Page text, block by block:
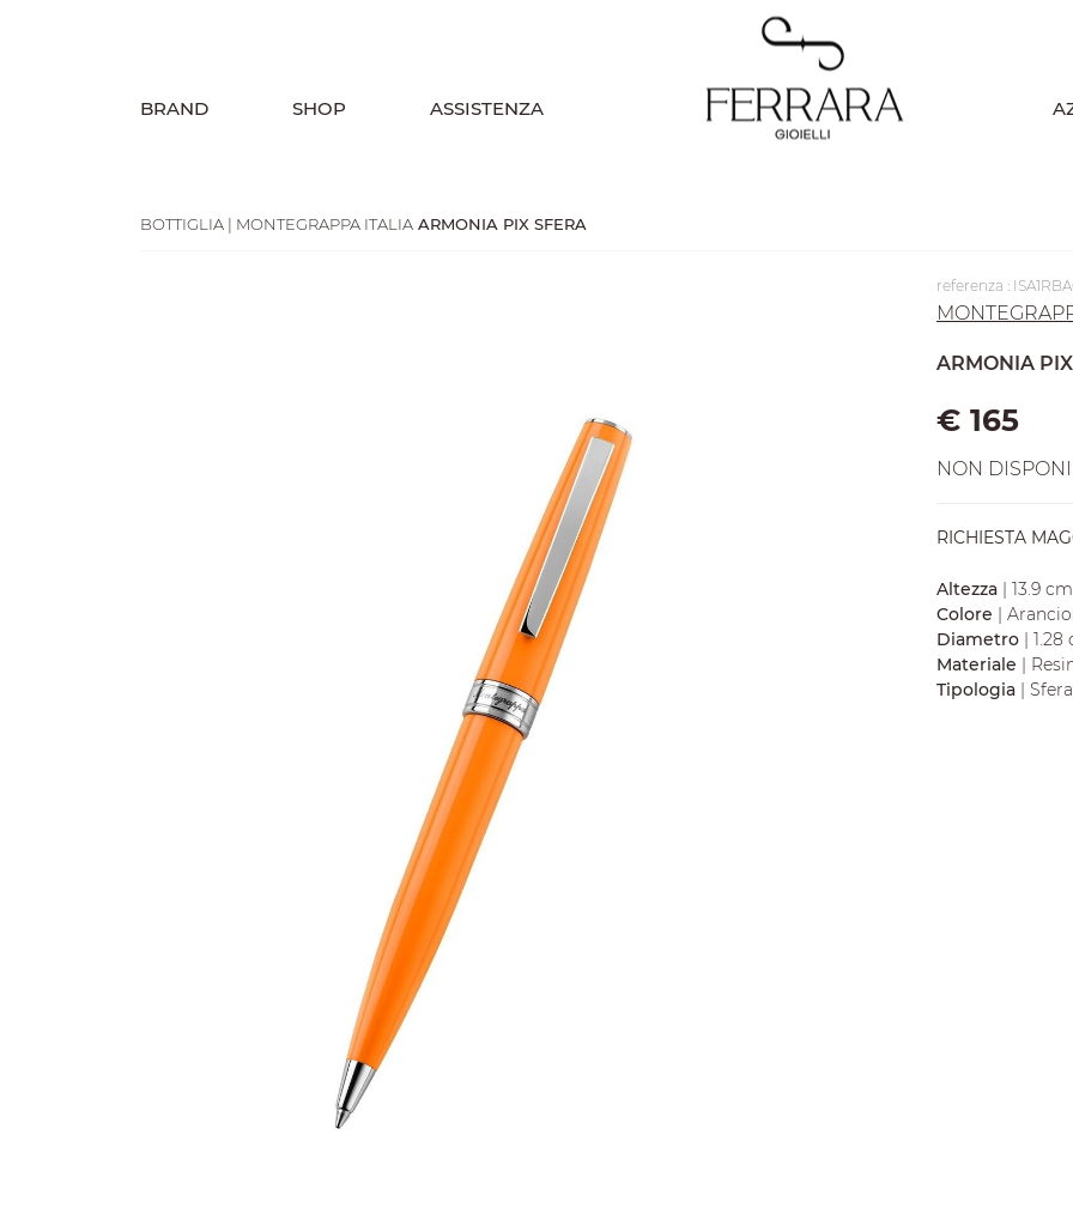
BRAND SHOP ASSISTENZA
BOTTIGLIA | MONTEGRAPPA ITALIA ARMONIA PIX SFERA
referenza :
ARMONIA
€ 165
NON
RICHIESTA
Altezza | 13.9 cm
Colore |
Diametro | 1.28
Materiale |
Tipologia | Sfera